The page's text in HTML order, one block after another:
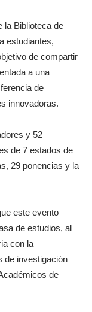
la Biblioteca de
estudiantes,
de compartir
a una
de
innovadoras.
y 52
de 7 estados de
29 ponencias y la
este evento
de estudios, al
con la
de investigación
de